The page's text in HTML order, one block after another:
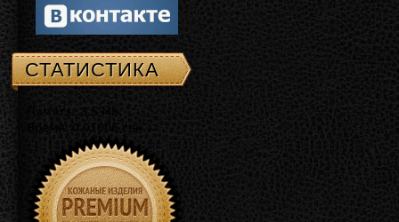
СТАТИСТИКА
Память: 3.5 Mb
Время: 0.01006 сек.